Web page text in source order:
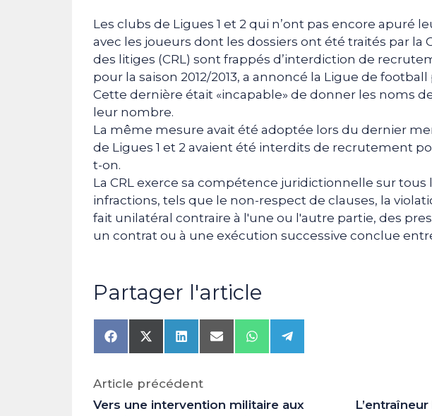
Les clubs de Ligues 1 et 2 qui n’ont pas encore apuré
avec les joueurs dont les dossiers ont été traités par la
des litiges (CRL) sont frappés d’interdiction de
pour la saison 2012/2013, a annoncé la Ligue de
Cette dernière était «incapable» de donner les noms
leur nombre.
La même mesure avait été adoptée lors du dernier
de Ligues 1 et 2 avaient été interdits de recrutement
t-on.
La CRL exerce sa compétence juridictionnelle sur tous
infractions, tels que le non-respect de clauses, la
fait unilatéral contraire à l'une ou l'autre partie, des
un contrat ou à une exécution successive conclue
Partager l'article
Share
on
Share
on
(Twitter)
Share
on
Share
on
Share
on
Share
on
Article précédent
Vers une intervention militaire aux